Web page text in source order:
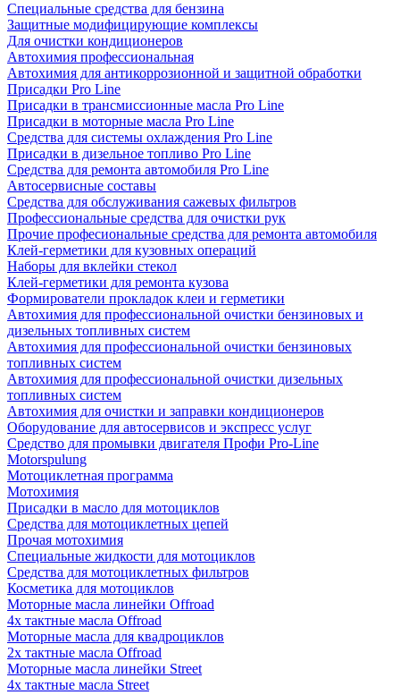
Специальные срeдства для бензина
Защитные модифицирующие комплексы
Для очистки кондиционеров
Автохимия профессиональная
Автохимия для антикоррозионной и защитной обработки
Присадки Pro Line
Присадки в трансмиссионные масла Pro Line
Присадки в моторные масла Pro Line
Средства для системы охлаждения Pro Line
Присадки в дизельное топливо Pro Line
Средства для ремонта автомобиля Pro Line
Автосервисные составы
Средства для обслуживания сажевых фильтров
Профессиональные средства для очистки рук
Прочие професиональные средства для ремонта автомобиля
Клей-герметики для кузовных операций
Наборы для вклейки стекол
Клей-герметики для ремонта кузова
Формирователи прокладок клеи и герметики
Автохимия для профессиональной очистки бензиновых и
дизельных топливных систем
Автохимия для профессиональной очистки бензиновых
топливных систем
Автохимия для профессиональной очистки дизельных
топливных систем
Автохимия для очистки и заправки кондиционеров
Оборудование для автосервисов и экспресс услуг
Средство для промывки двигателя Профи Pro-Line
Motorspulung
Мотоциклетная программа
Мотохимия
Присадки в масло для мотоциклов
Средства для мотоциклетных цепей
Прочая мотохимия
Специальные жидкости для мотоциклов
Средства для мотоциклетных фильтров
Косметика для мотоциклов
Моторные масла линейки Offroad
4х тактные масла Offroad
Моторные масла для квадроциклов
2х тактные масла Offroad
Моторные масла линейки Street
4х тактные масла Street